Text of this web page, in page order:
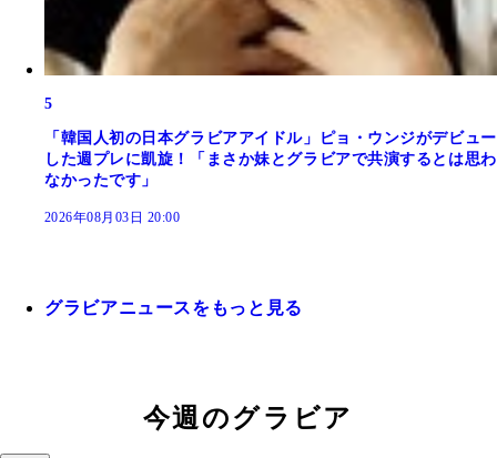
5
「韓国人初の日本グラビアアイドル」ピョ・ウンジがデビュー
した週プレに凱旋！「まさか妹とグラビアで共演するとは思わ
なかったです」
2026年08月03日 20:00
グラビアニュースをもっと見る
今週のグラビア